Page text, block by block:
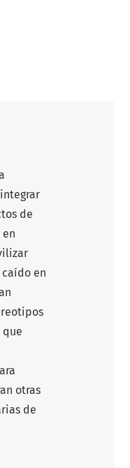
de
en
que
otras
de